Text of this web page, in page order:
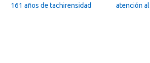
navigation
atención
161 años de tachirensidad